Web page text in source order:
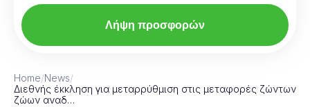
Λήψη προσφορών
Home/News/
Διεθνής έκκληση για μεταρρύθμιση στις μεταφορές ζώντων
ζώων αναδ…